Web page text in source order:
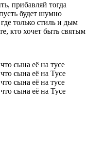
прибавляй тогда
будет шумно
только стиль и дым
кто хочет быть святым
сына её на тусе
сына её на Тусе
сына её на тусе
сына её на Тусе